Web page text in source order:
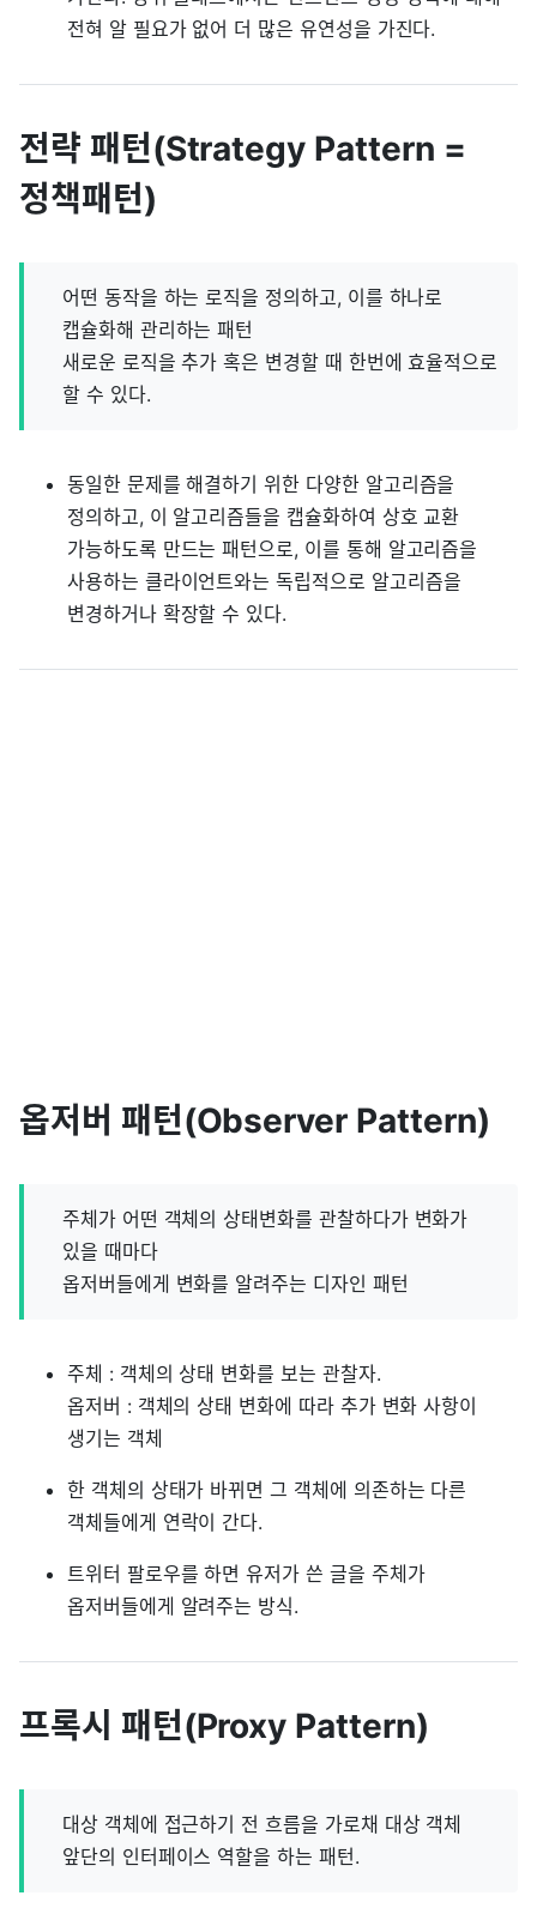
전혀 알 필요가 없어 더 많은 유연성을 가진다.
전략 패턴(Strategy Pattern =
정책패턴)
어떤 동작을 하는 로직을 정의하고, 이를 하나로
캡슐화해 관리하는 패턴
새로운 로직을 추가 혹은 변경할 때 한번에 효율적으로
할 수 있다.
동일한 문제를 해결하기 위한 다양한 알고리즘을
정의하고, 이 알고리즘들을 캡슐화하여 상호 교환
가능하도록 만드는 패턴으로, 이를 통해 알고리즘을
사용하는 클라이언트와는 독립적으로 알고리즘을
변경하거나 확장할 수 있다.
옵저버 패턴(Observer Pattern)
주체가 어떤 객체의 상태변화를 관찰하다가 변화가
있을 때마다
옵저버들에게 변화를 알려주는 디자인 패턴
주체 : 객체의 상태 변화를 보는 관찰자.
옵저버 : 객체의 상태 변화에 따라 추가 변화 사항이
생기는 객체
한 객체의 상태가 바뀌면 그 객체에 의존하는 다른
객체들에게 연락이 간다.
트위터 팔로우를 하면 유저가 쓴 글을 주체가
옵저버들에게 알려주는 방식.
프록시 패턴(Proxy Pattern)
대상 객체에 접근하기 전 흐름을 가로채 대상 객체
앞단의 인터페이스 역할을 하는 패턴.